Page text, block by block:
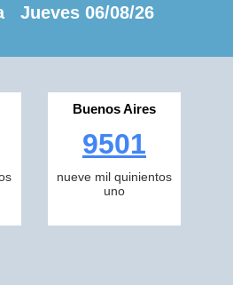
Jueves 06/08/26
Buenos Aires
9501
nueve mil quinientos
uno